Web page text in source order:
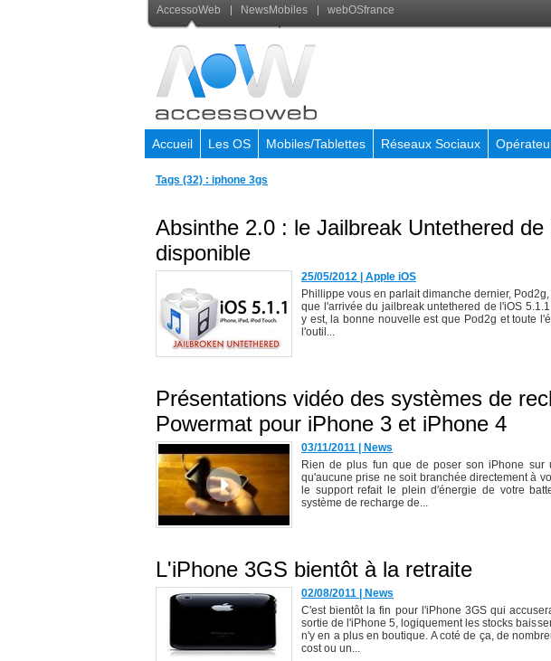
AccessoWeb NewsMobiles webOSfrance
Accueil Les OS Mobiles/Tablettes Réseaux Sociaux
Tags (32) : iphone 3gs
Absinthe 2.0 : le Jailbreak Untethered
disponible
25/05/2012
Apple iOS
Phillippe vous en parlait dimanche dernier,
que l'arrivée du jailbreak untethered de l'iOS
y est, la bonne nouvelle est que Pod2g et toute
l'outil...
Présentations vidéo des systèmes de
Powermat pour iPhone 3 et iPhone 4
03/11/2011
News
Rien de plus fun que de poser son iPhone
qu'aucune prise ne soit branchée directement à
le support refait le plein d'énergie de votre
système de recharge de...
L'iPhone 3GS bientôt à la retraite
02/08/2011
News
C'est bientôt la fin pour l'iPhone 3GS qui
sortie de l'iPhone 5, logiquement les stocks
n'y en a plus en boutique. A coté de ça, de
cost ou un...